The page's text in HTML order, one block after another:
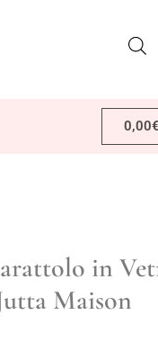
0,00€
in
Maison